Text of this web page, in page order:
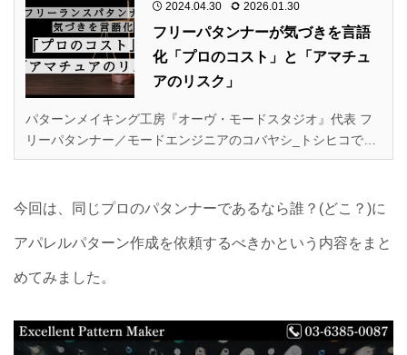
2024.04.30 2026.01.30
フリーパタンナーが気づきを言語
化「プロのコスト」と「アマチュ
アのリスク」
パターンメイキング工房『オーヴ・モードスタジオ』代表 フ
リーパタンナー／モードエンジニアのコバヤシ_トシヒコで
す。 今回は「パタンナーエッセイ」として、クラウドソーシ
のリスク」というテーマで記事を書いてみました。…
今回は、同じプロのパタンナーであるなら誰？(どこ？)に
アパレルパターン作成を依頼するべきかという内容をまと
めてみました。